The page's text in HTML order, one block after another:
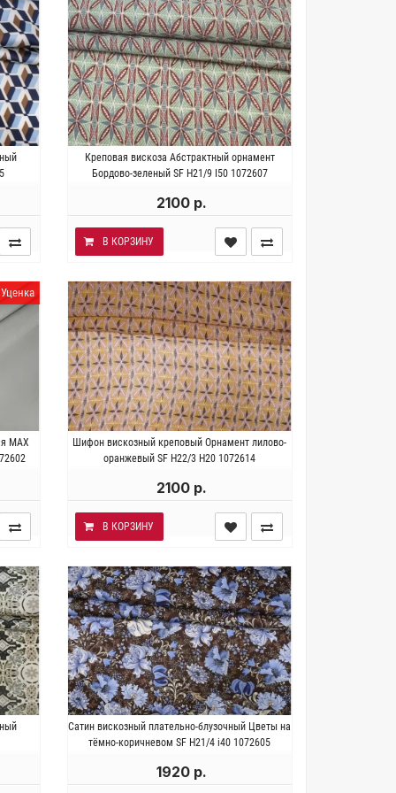
см.
Креповая вискоза Абстрактный орнамент
Бордово-зеленый SF H21/9 I50 1072607
Италия . Состав 100% вискоза.
Плотность ~110 гр/м2. Ширина 140 см.
2100 р.
В КОРЗИНУ
Уценка
MAX
см.
Шифон вискозный креповый Орнамент лилово-
оранжевый SF H22/3 Н20 1072614
Италия . Состав 100% вискоза.
Плотность~ 60 гр/м2. Ширина 136 см.
2100 р.
В КОРЗИНУ
см.
Сатин вискозный плательно-блузочный Цветы на
тёмно-коричневом SF H21/4 i40 1072605
Италия . Состав 100% вискоза.
Плотность ~120 гр/м2. Ширина 146 см.
1920 р.